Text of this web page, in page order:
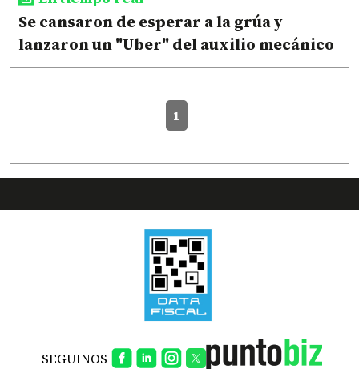
Se cansaron de esperar a la grúa y
lanzaron un "Uber" del auxilio mecánico
1
SEGUINOS